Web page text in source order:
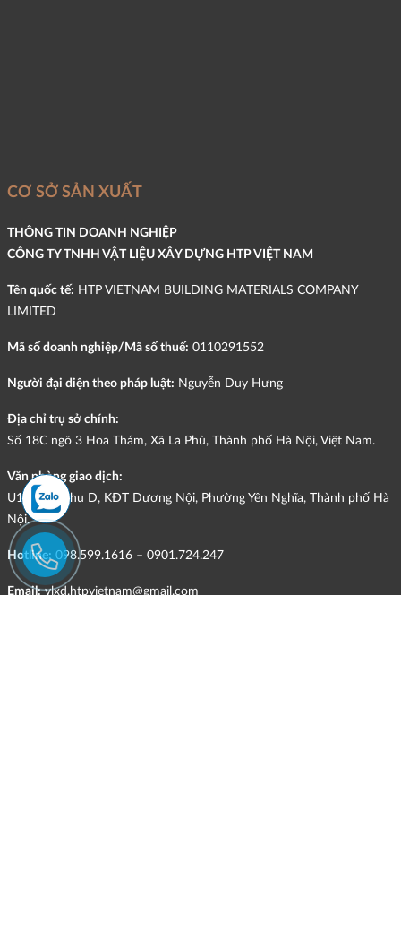
CƠ SỞ SẢN XUẤT
THÔNG TIN DOANH NGHIỆP
CÔNG TY TNHH VẬT LIỆU XÂY DỰNG HTP VIỆT NAM
Tên quốc tế: HTP VIETNAM BUILDING MATERIALS COMPANY
LIMITED
Mã số doanh nghiệp/Mã số thuế: 0110291552
Người đại diện theo pháp luật: Nguyễn Duy Hưng
Địa chỉ trụ sở chính:
Số 18C ngõ 3 Hoa Thám, Xã La Phù, Thành phố Hà Nội, Việt Nam.
Văn phòng giao dịch:
U12-L09, Khu D, KĐT Dương Nội, Phường Yên Nghĩa, Thành phố Hà
Nội.
Hotline: 098.599.1616 – 0901.724.247
Email: vlxd.htpvietnam@gmail.com